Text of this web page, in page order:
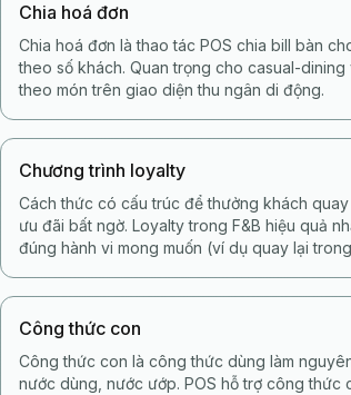
Chia hoá đơn
Chia hoá đơn là thao tác POS chia bill bàn
theo số khách. Quan trọng cho casual-
theo món trên giao diện thu ngân di động.
Chương trình loyalty
Cách thức có cấu trúc để thưởng khách
ưu đãi bất ngờ. Loyalty trong F&B hiệu quả
đúng hành vi mong muốn (ví dụ quay lại
Công thức con
Công thức con là công thức dùng làm
nước dùng, nước ướp. POS hỗ trợ công